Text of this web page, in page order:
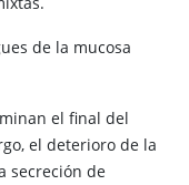
de la mucosa
el final del
el deterioro de la
secreción de